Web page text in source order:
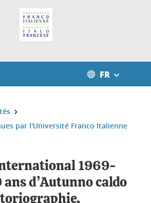
FR
par l'Université Franco Italienne
1969-
d’Autunno caldo